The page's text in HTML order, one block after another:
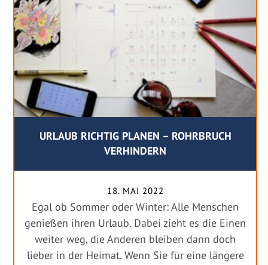
URLAUB RICHTIG PLANEN – ROHRBRUCH
VERHINDERN
18. MAI 2022
Egal ob Sommer oder Winter: Alle Menschen
genießen ihren Urlaub. Dabei zieht es die Einen
weiter weg, die Anderen bleiben dann doch
lieber in der Heimat. Wenn Sie für eine längere